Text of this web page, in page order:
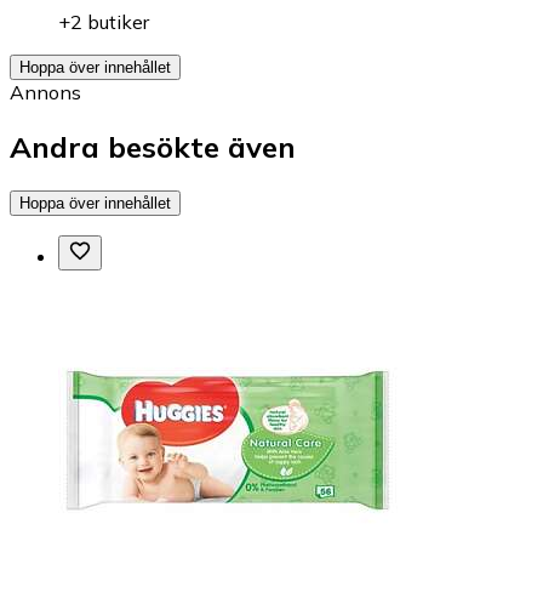
+2 butiker
Hoppa över innehållet
Annons
Andra besökte även
Hoppa över innehållet